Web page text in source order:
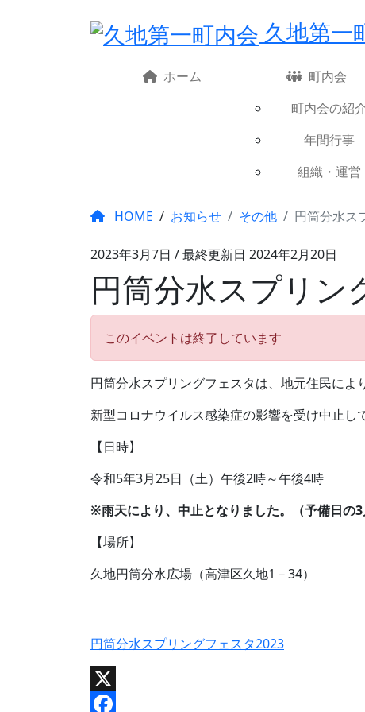
久地第一
ホーム
町内会
町内会の紹
年間行事
組織・運営
HOME / お知らせ その他 円筒分水ス
2023年3月7日 / 最終更新日 2024年2月20日
円筒分水スプリン
このイベントは終了しています
円筒分水スプリングフェスタは、地元住民によ
新型コロナウイルス感染症の影響を受け中止
【日時】
令和5年3月25日（土）午後2時～午後4時
※雨天により、中止となりました。（予備日の3
【場所】
久地円筒分水広場（高津区久地1－34）
円筒分水スプリングフェスタ2023
X